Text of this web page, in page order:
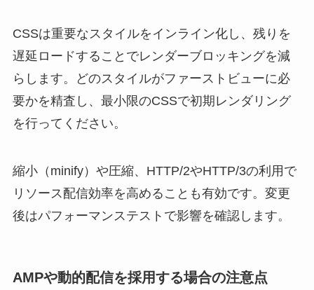
CSSは重要なスタイルをインライン化し、残りを
遅延ロードすることでレンダーブロッキングを減
らします。どのスタイルがファーストビューに必
要かを精査し、最小限のCSSで初期レンダリング
を行ってください。
縮小（minify）や圧縮、HTTP/2やHTTP/3の利用で
リソース配信効率を高めることも有効です。変更
後はパフォーマンステストで影響を確認します。
AMPや動的配信を採用する場合の注意点